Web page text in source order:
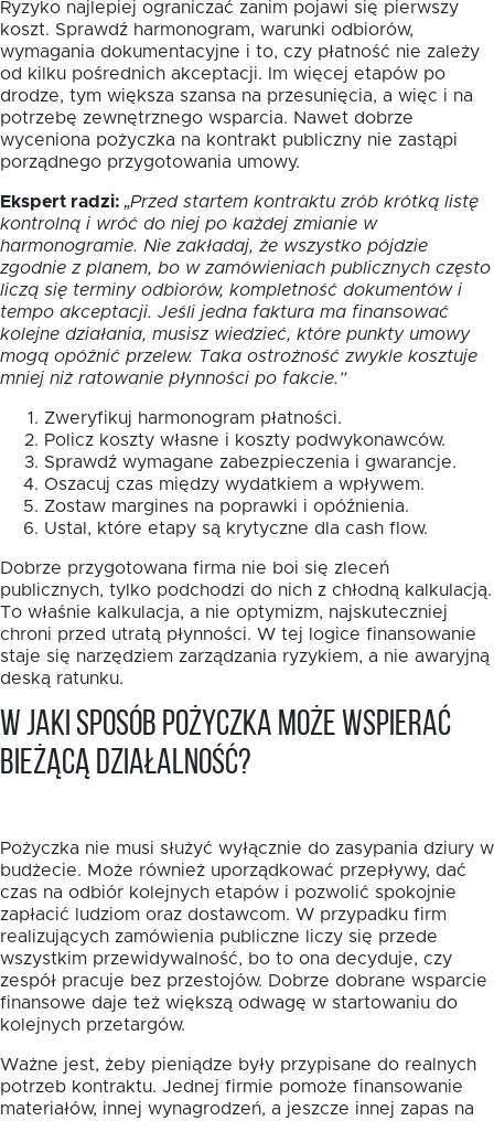
Ryzyko najlepiej ograniczać zanim pojawi się pierwszy
koszt. Sprawdź harmonogram, warunki odbiorów,
wymagania dokumentacyjne i to, czy płatność nie zależy
od kilku pośrednich akceptacji. Im więcej etapów po
drodze, tym większa szansa na przesunięcia, a więc i na
potrzebę zewnętrznego wsparcia. Nawet dobrze
wyceniona pożyczka na kontrakt publiczny nie zastąpi
porządnego przygotowania umowy.
Ekspert radzi: „Przed startem kontraktu zrób krótką listę
kontrolną i wróć do niej po każdej zmianie w
harmonogramie. Nie zakładaj, że wszystko pójdzie
zgodnie z planem, bo w zamówieniach publicznych często
liczą się terminy odbiorów, kompletność dokumentów i
tempo akceptacji. Jeśli jedna faktura ma finansować
kolejne działania, musisz wiedzieć, które punkty umowy
mogą opóźnić przelew. Taka ostrożność zwykle kosztuje
mniej niż ratowanie płynności po fakcie.”
Zweryfikuj harmonogram płatności.
Policz koszty własne i koszty podwykonawców.
Sprawdź wymagane zabezpieczenia i gwarancje.
Oszacuj czas między wydatkiem a wpływem.
Zostaw margines na poprawki i opóźnienia.
Ustal, które etapy są krytyczne dla cash flow.
Dobrze przygotowana firma nie boi się zleceń
publicznych, tylko podchodzi do nich z chłodną kalkulacją.
To właśnie kalkulacja, a nie optymizm, najskuteczniej
chroni przed utratą płynności. W tej logice finansowanie
staje się narzędziem zarządzania ryzykiem, a nie awaryjną
deską ratunku.
W jaki sposób pożyczka może wspierać
bieżącą działalność?
Pożyczka nie musi służyć wyłącznie do zasypania dziury w
budżecie. Może również uporządkować przepływy, dać
czas na odbiór kolejnych etapów i pozwolić spokojnie
zapłacić ludziom oraz dostawcom. W przypadku firm
realizujących zamówienia publiczne liczy się przede
wszystkim przewidywalność, bo to ona decyduje, czy
zespół pracuje bez przestojów. Dobrze dobrane wsparcie
finansowe daje też większą odwagę w startowaniu do
kolejnych przetargów.
Ważne jest, żeby pieniądze były przypisane do realnych
potrzeb kontraktu. Jednej firmie pomoże finansowanie
materiałów, innej wynagrodzeń, a jeszcze innej zapas na